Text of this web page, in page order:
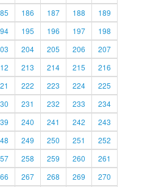
186 187 188
189
195 196 197
198
204 205 206
207
213 214 215
216
222 223 224
225
231 232 233
234
240 241 242
243
249 250 251
252
258 259 260
261
267 268 269 270